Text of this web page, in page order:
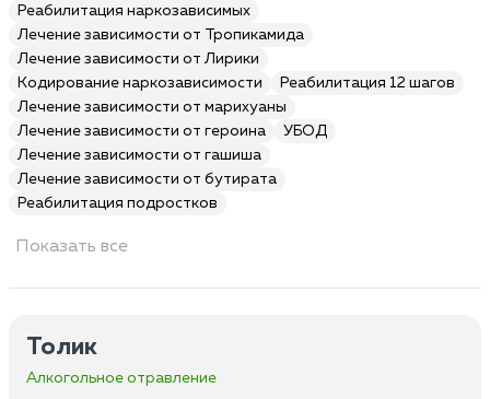
Реабилитация наркозависимых
Лечение зависимости от Тропикамида
Лечение зависимости от Лирики
Кодирование наркозависимости
Реабилитация 12 шагов
Лечение зависимости от марихуаны
Лечение зависимости от героина
УБОД
Лечение зависимости от гашиша
Лечение зависимости от бутирата
Реабилитация подростков
Показать все
Толик
Алкогольное отравление